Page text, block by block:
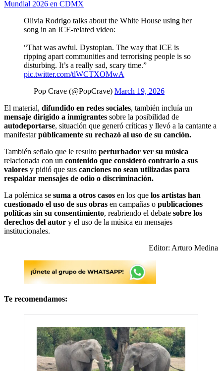
Mundial 2026 en CDMX
Olivia Rodrigo talks about the White House using her
song in an ICE-related video:
“That was awful. Dystopian. The way that ICE is
ripping apart communities and terrorising people is so
disturbing. It’s a really sad, scary time.”
pic.twitter.com/tlWCTXOMwA
— Pop Crave (@PopCrave) March 19, 2026
El material, difundido en redes sociales, también incluía un
mensaje dirigido a inmigrantes sobre la posibilidad de
autodeportarse, situación que generó críticas y llevó a la cantante a
manifestarpúblicamente su rechazó al uso de su canción.
También señalo que le resulto perturbador ver su música
relacionada con un contenido que consideró contrario a sus
valores y pidió que sus canciones no sean utilizadas para
respaldar mensajes de odio o discriminación.
La polémica se suma a otros casos en los que los artistas han
cuestionado el uso de sus obras en campañas o publicaciones
políticas sin su consentimiento, reabriendo el debate sobre los
derechos del autor y el uso de la música en mensajes
institucionales.
Editor: Arturo Medina
Te recomendamos: